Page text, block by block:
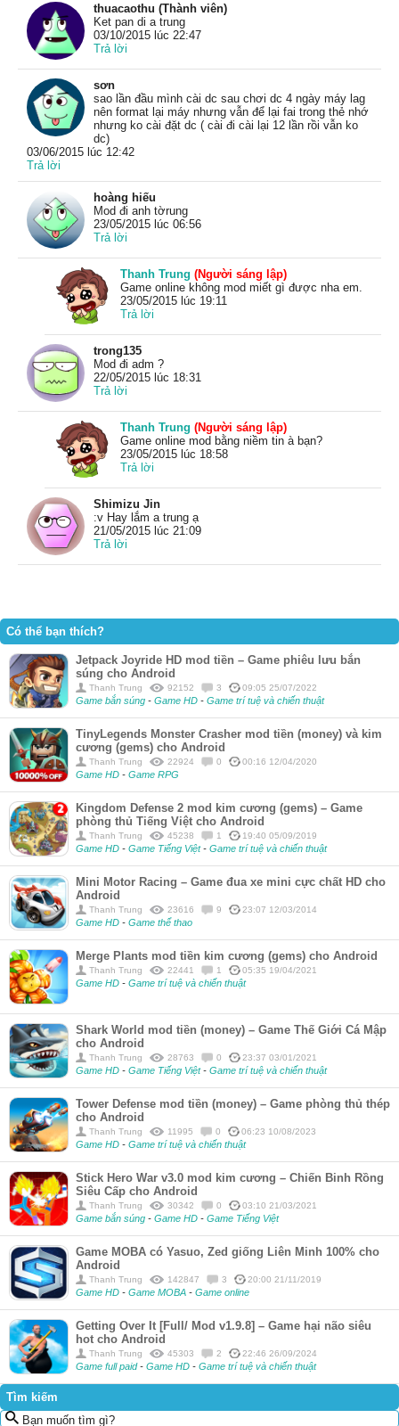
thuacaothu (Thành viên)
Ket pan di a trung
03/10/2015 lúc 22:47
Trả lời
sơn
sao lần đầu mình cài dc sau chơi dc 4 ngày máy lag
nên format lại máy nhưng vẫn để lại fai trong thẻ nhớ
nhưng ko cài đặt dc ( cài đi cài lại 12 lần rồi vẫn ko
dc)
03/06/2015 lúc 12:42
Trả lời
hoàng hiếu
Mod đi anh tờrung
23/05/2015 lúc 06:56
Trả lời
Thanh Trung (Người sáng lập)
Game online không mod miết gì được nha em.
23/05/2015 lúc 19:11
Trả lời
trong135
Mod đi adm ?
22/05/2015 lúc 18:31
Trả lời
Thanh Trung (Người sáng lập)
Game online mod bằng niềm tin à bạn?
23/05/2015 lúc 18:58
Trả lời
Shimizu Jin
:v Hay lắm a trung ạ
21/05/2015 lúc 21:09
Trả lời
Có thể bạn thích?
Jetpack Joyride HD mod tiền – Game phiêu lưu bắn
súng cho Android
Thanh Trung 92152 3 09:05 25/07/2022
Game bắn súng - Game HD - Game trí tuệ và chiến thuật
TinyLegends Monster Crasher mod tiền (money) và kim
cương (gems) cho Android
Thanh Trung 22924 0 00:16 12/04/2020
Game HD - Game RPG
Kingdom Defense 2 mod kim cương (gems) – Game
phòng thủ Tiếng Việt cho Android
Thanh Trung 45238 1 19:40 05/09/2019
Game HD - Game Tiếng Việt- Game trí tuệ và chiến thuật
Mini Motor Racing – Game đua xe mini cực chất HD cho
Android
Thanh Trung 23616 9 23:07 12/03/2014
Game HD - Game thể thao
Merge Plants mod tiền kim cương (gems) cho Android
Thanh Trung 22441 1 05:35 19/04/2021
Game HD - Game trí tuệ và chiến thuật
Shark World mod tiền (money) – Game Thế Giới Cá Mập
cho Android
Thanh Trung 28763 0 23:37 03/01/2021
Game HD - Game Tiếng Việt- Game trí tuệ và chiến thuật
Tower Defense mod tiền (money) – Game phòng thủ thép
cho Android
Thanh Trung 11995 0 06:23 10/08/2023
Game HD - Game trí tuệ và chiến thuật
Stick Hero War v3.0 mod kim cương – Chiến Binh Rồng
Siêu Cấp cho Android
Thanh Trung 30342 0 03:10 21/03/2021
Game bắn súng - Game HD - Game Tiếng Việt
Game MOBA có Yasuo, Zed giống Liên Minh 100% cho
Android
Thanh Trung 142847 3 20:00 21/11/2019
Game HD - Game MOBA - Game online
Getting Over It [Full/ Mod v1.9.8] – Game hại não siêu
hot cho Android
Thanh Trung 45303 2 22:46 26/09/2024
Game full paid- Game HD - Game trí tuệ và chiến thuật
Tìm kiếm
Bạn muốn tìm gì?